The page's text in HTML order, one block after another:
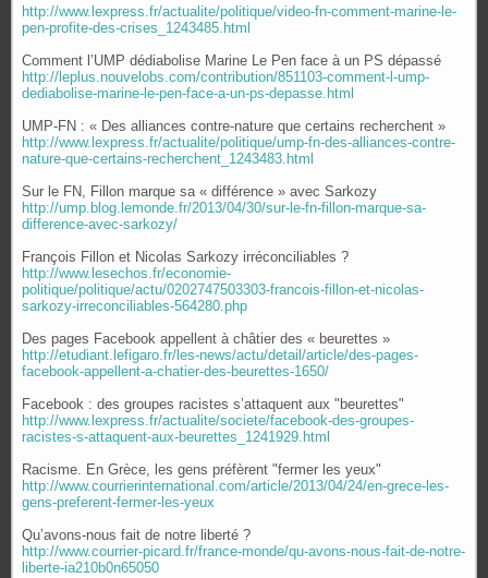
http://www.lexpress.fr/actualite/politique/video-fn-comment-marine-le-
pen-profite-des-crises_1243485.html
Comment l’UMP dédiabolise Marine Le Pen face à un PS dépassé
http://leplus.nouvelobs.com/contribution/851103-comment-l-ump-
dediabolise-marine-le-pen-face-a-un-ps-depasse.html
UMP-FN : « Des alliances contre-nature que certains recherchent »
http://www.lexpress.fr/actualite/politique/ump-fn-des-alliances-contre-
nature-que-certains-recherchent_1243483.html
Sur le FN, Fillon marque sa « différence » avec Sarkozy
http://ump.blog.lemonde.fr/2013/04/30/sur-le-fn-fillon-marque-sa-
difference-avec-sarkozy/
François Fillon et Nicolas Sarkozy irréconciliables ?
http://www.lesechos.fr/economie-
politique/politique/actu/0202747503303-francois-fillon-et-nicolas-
sarkozy-irreconciliables-564280.php
Des pages Facebook appellent à châtier des « beurettes »
http://etudiant.lefigaro.fr/les-news/actu/detail/article/des-pages-
facebook-appellent-a-chatier-des-beurettes-1650/
Facebook : des groupes racistes s’attaquent aux "beurettes"
http://www.lexpress.fr/actualite/societe/facebook-des-groupes-
racistes-s-attaquent-aux-beurettes_1241929.html
Racisme. En Grèce, les gens préfèrent "fermer les yeux"
http://www.courrierinternational.com/article/2013/04/24/en-grece-les-
gens-preferent-fermer-les-yeux
Qu’avons-nous fait de notre liberté ?
http://www.courrier-picard.fr/france-monde/qu-avons-nous-fait-de-notre-
liberte-ia210b0n65050